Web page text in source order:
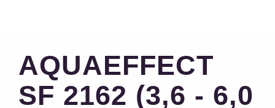
AQUAEFFECT
SF 2162 (3,6 - 6,0